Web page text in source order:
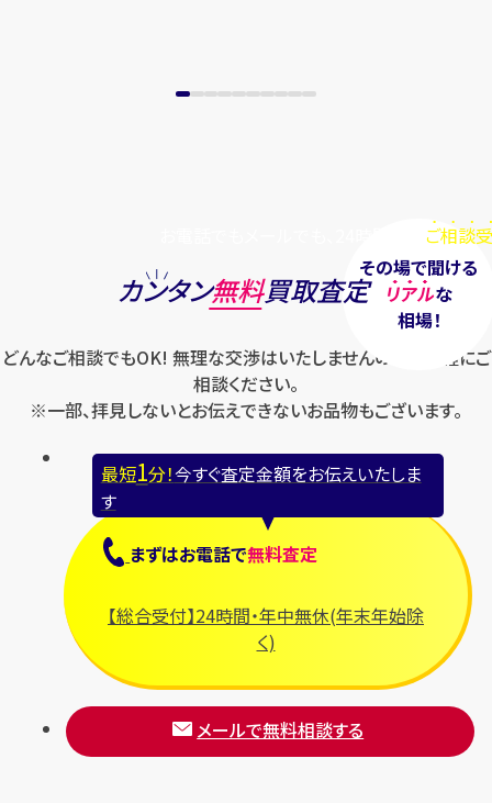
ご相談
その場で聞ける
リアルな
相場！
カンタン無料買取査定
どんなご相談でもOK! 無理な交渉はいたしませんのでお気軽にご
相談ください。
※一部、拝見しないとお伝えできないお品物もございます。
最短1分！今すぐ査定金額をお伝えいたしま
す
まずはお電話で無料査定
【総合受付】24時間・年中無休(年末年始除
く)
メールで無料相談する